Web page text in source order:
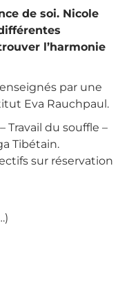
de soi. Nicole
l’harmonie
par une
Eva Rauchpaul.
Travail du souffle –
Tibétain.
sur réservation